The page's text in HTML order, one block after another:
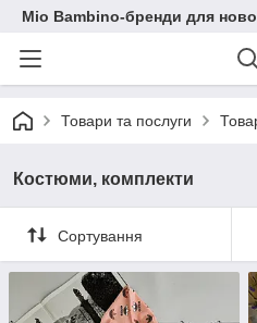
Mio Bambino-бренди для
Товари та послуги
Костюми, комплекти
Сортування